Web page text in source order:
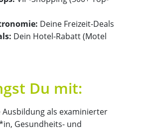
Deine Freizeit-Deals
Dein Hotel-Rabatt (Motel
Du mit:
Ausbildung als examinierter
Gesundheits- und